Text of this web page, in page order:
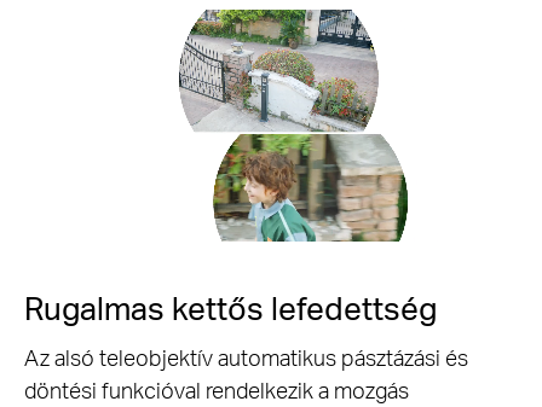
Rugalmas kettős lefedettség
Az alsó teleobjektív automatikus pásztázási és
döntési funkcióval rendelkezik a mozgás